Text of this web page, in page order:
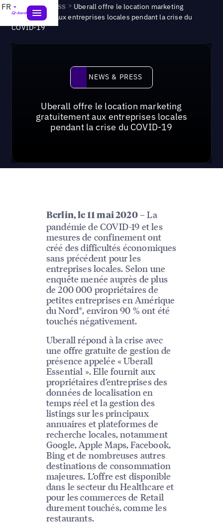
FR News & Press > Uberall offre le location marketing
gratuitement aux entreprises locales pendant la crise du
COVID-19
News & Press
NEWS & PRESS
Uberall offre le location marketing
gratuitement aux entreprises locales
pendant la crise du COVID-19
Berlin, le 11 mai 2020– La
pandémie de COVID-19 et les
mesures de confinement ont
créé des difficultés économiques
sans précédent pour les
entreprises locales. Selon une
enquête menée auprès de plus
de 200 000 propriétaires de
petites entreprises en Amérique
du Nord*, environ 90 % ont été
touchés négativement.
Uberall répond à la crise avec
une offre gratuite de gestion de
présence appelée « Uberall
Essential ». Elle fournit aux
propriétaires d’entreprises des
données de localisation en
temps réel et la gestion des
listings sur les principaux
annuaires et plateformes de
recherche locales, notamment
Google, Apple Maps, Facebook,
Bing et de nombreuses autres
destinations de consommation
majeures. L’offre est disponible
dans le secteur du Healthcare et
pour les commerces de Retail
durement touchés, comme les
restaurants.